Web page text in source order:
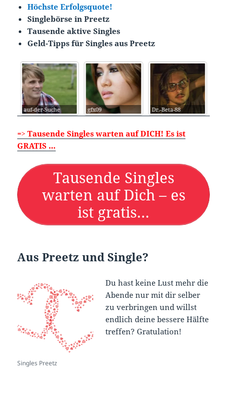
Höchste Erfolgsquote!
Singlebörse in Preetz
Tausende aktive Singles
Geld-Tipps für Singles aus Preetz
auf-der-Suche gfx09 Dr.-Beta-88
=> Tausende Singles warten auf DICH! Es ist
GRATIS …
Tausende Singles
warten auf Dich – es
ist gratis…
Aus Preetz und Single?
Singles Preetz
Du hast keine Lust mehr die
Abende nur mit dir selber
zu verbringen und willst
endlich deine bessere Hälfte
treffen? Gratulation!